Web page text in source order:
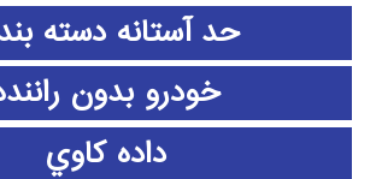
حد آستانه دسته
خودرو بدون
داده كاوي